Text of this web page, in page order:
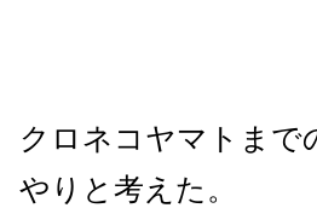
クロネコヤマトまで
やりと考えた。